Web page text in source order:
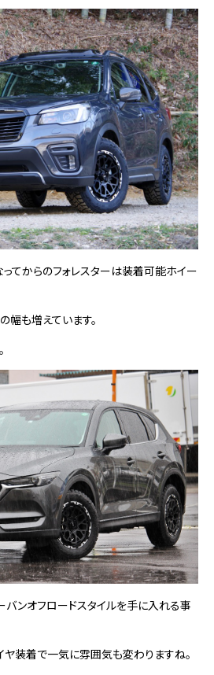
てからのフォレスターは装着可能ホイー
幅も増えています。
ンオフロードスタイルを手に入れる事
ヤ装着で一気に雰囲気も変わりますね。